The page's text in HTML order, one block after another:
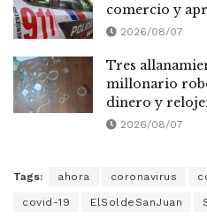
comercio y
2026/08/07
Tres
millonario
dinero y
2026/08/07
Tags: ahora coronavirus
covid-19 ElSoldeSanJuan